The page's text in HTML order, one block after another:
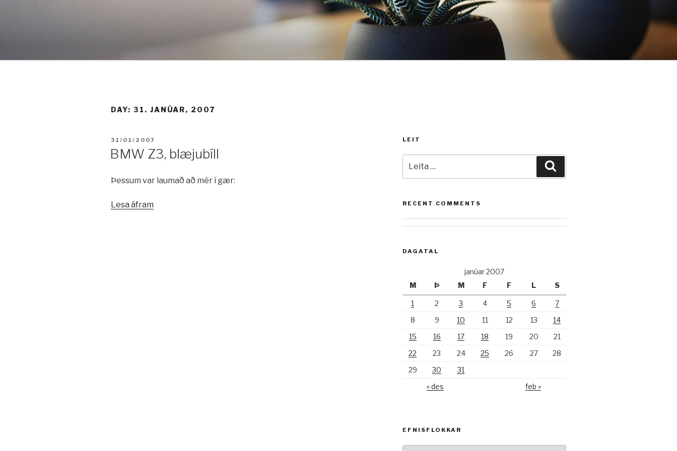
DAY: 31. JANÚAR, 2007
BIRT:
31/01/2007
BMW Z3, blæjubíll
Þessum var laumað að mér í gær:
Lesa áfram
LEIT
að:
RECENT COMMENTS
DAGATAL
janúar 2007
M
Þ M F F L S
1 2 3 4 5 6
7
8
9 10 11 12 13
14
15
16 17 18 19 20
21
22
23 24 25 26 27
28
29
30
31
« des
feb »
EFNISFLOKKAR